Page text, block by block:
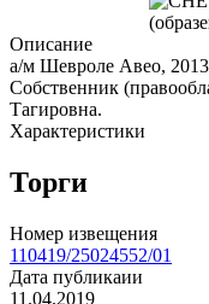
Описание
а/м Шевроле Авео,
Собственник
Тагировна.
Характеристики
Торги
Номер извещения
110419/25024552/01
Дата публикаии
11.04.2019